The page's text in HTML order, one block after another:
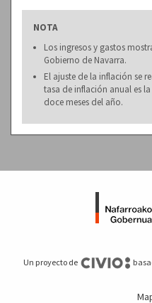
NOTA
Los ingresos y gastos
Gobierno de Navarra.
El ajuste de la inflación se
tasa de inflación anual es
doce meses del año.
Un proyecto de